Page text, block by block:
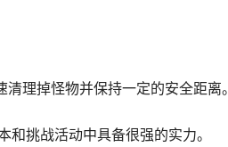
理掉怪物并保持一定的安全距离。
挑战活动中具备很强的实力。